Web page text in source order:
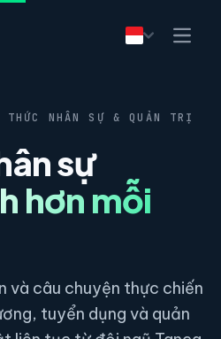
NHÂN SỰ & QUẢN TRỊ
sự
hơn mỗi
và câu chuyện thực chiến
tuyển dụng và quản